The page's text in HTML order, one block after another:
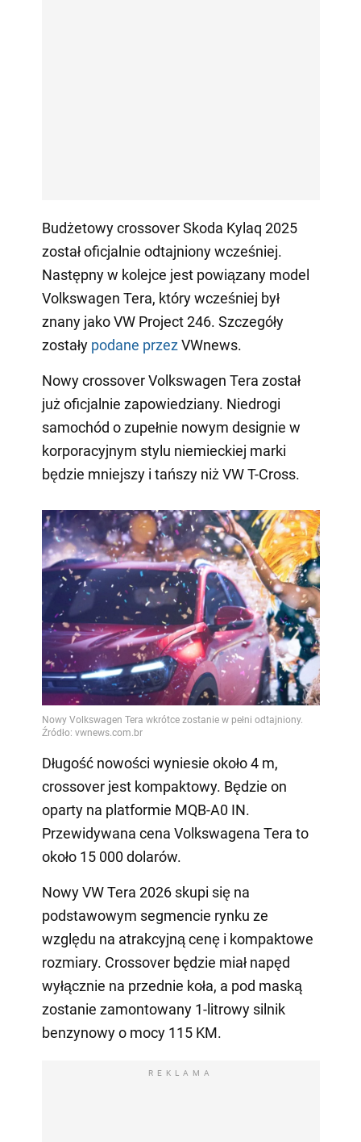
Budżetowy crossover Skoda Kylaq 2025
został oficjalnie odtajniony wcześniej.
Następny w kolejce jest powiązany model
Volkswagen Tera, który wcześniej był
znany jako VW Project 246. Szczegóły
zostały podane przezVWnews.
Nowy crossover Volkswagen Tera został
już oficjalnie zapowiedziany. Niedrogi
samochód o zupełnie nowym designie w
korporacyjnym stylu niemieckiej marki
będzie mniejszy i tańszy niż VW T-Cross.
Długość nowości wyniesie około 4 m,
crossover jest kompaktowy. Będzie on
oparty na platformie MQB-A0 IN.
Przewidywana cena Volkswagena Tera to
około 15 000 dolarów.
Nowy VW Tera 2026 skupi się na
podstawowym segmencie rynku ze
względu na atrakcyjną cenę i kompaktowe
rozmiary. Crossover będzie miał napęd
wyłącznie na przednie koła, a pod maską
zostanie zamontowany 1-litrowy silnik
benzynowy o mocy 115 KM.
REKLAMA